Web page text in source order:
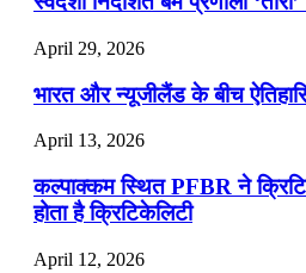
April 29, 2026
भारत और न्यूजीलैंड के बीच
April 13, 2026
कल्पाक्कम स्थित PFBR ने
होता है क्रिटिकेलिटी
April 12, 2026